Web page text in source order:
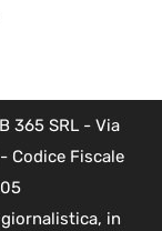
365 SRL - Via
Codice Fiscale
in